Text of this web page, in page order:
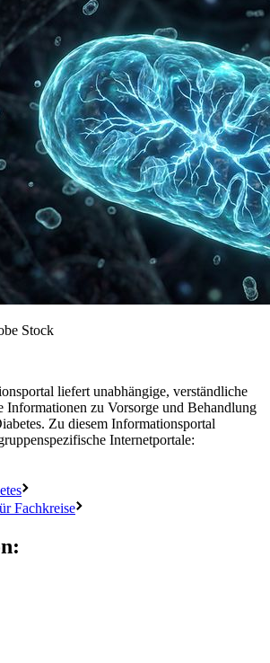
Stock
liefert unabhängige, verständliche
Informationen zu Vorsorge und Behandlung
Zu diesem Informationsportal
Internetportale:
Fachkreise